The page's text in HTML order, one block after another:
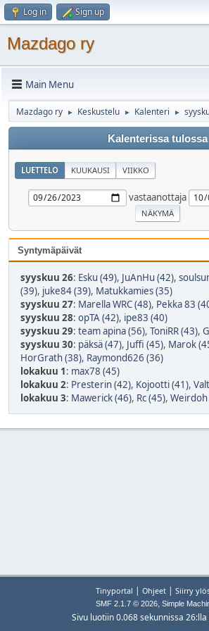
Log in Sign up
Mazdago ry
Main Menu
Mazdago ry ► Keskustelu ► Kalenteri ►
Kalenterissa tulossa
LUETTELO KUUKAUSI VIIKKO
vastaanottaja
Syntymäpäivät
syyskuu 26: Esku (49), JuAnHu (42),
(39), juke84 (39), Matukkamies (35)
syyskuu 27: Marella WRC (48), Pekka 83
syyskuu 28: opTA (42), ipe83 (40)
syyskuu 29: team apina (56), ToniRR (43),
syyskuu 30: päksä (47), Juffi (45), Marok
HorGrath (38), Raymond626 (36)
lokakuu 1: max78 (45)
lokakuu 2: Presterin (42), Kojootti (41),
lokakuu 3: Mawerick (46), Rc (45), Weirdoh
Tinyportal | Ohjeet| Siirry
SMF 2.1.7 © 2026, Simple
Sivu luotiin 0.068 sekunnissa 26:lla